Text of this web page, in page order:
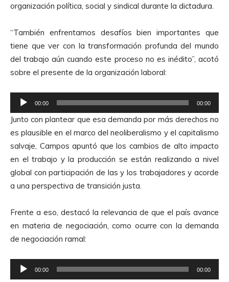
organización política, social y sindical durante la dictadura.
“También enfrentamos desafíos bien importantes que
tiene que ver con la transformación profunda del mundo
del trabajo aún cuando este proceso no es inédito”, acotó
sobre el presente de la organización laboral:
e
p
r
o
d
u
c
o
r
d
e
00:00 00:00
Junto con plantear que esa demanda por más derechos no
es plausible en el marco del neoliberalismo y el capitalismo
salvaje, Campos apuntó que los cambios de alto impacto
en el trabajo y la producción se están realizando a nivel
global con participación de las y los trabajadores y acorde
a una perspectiva de transición justa.
Frente a eso, destacó la relevancia de que el país avance
en materia de negociación, como ocurre con la demanda
de negociación ramal:
e
00:00 00:00